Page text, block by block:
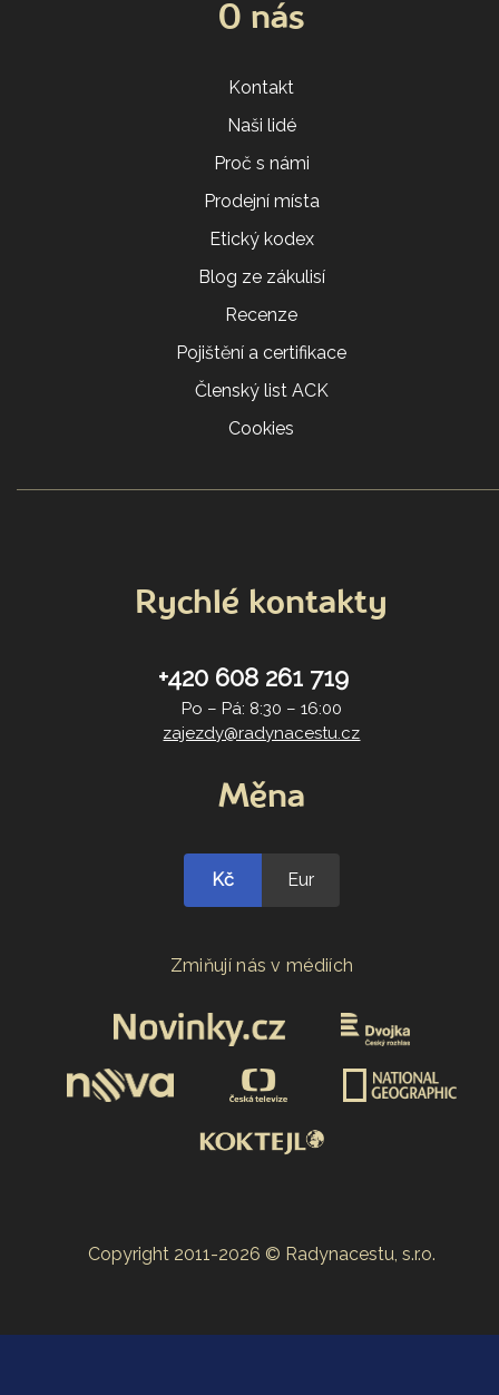
O nás
Kontakt
Naši lidé
Proč s námi
Prodejní místa
Etický kodex
Blog ze zákulisí
Recenze
Pojištění a certifikace
Členský list ACK
Cookies
Rychlé kontakty
+420 608 261 719
Po – Pá: 8:30 – 16:00
zajezdy@radynacestu.cz
Měna
Kč Eur
Zmiňují nás v médiích
Copyright 2011-2026 © Radynacestu, s.r.o.